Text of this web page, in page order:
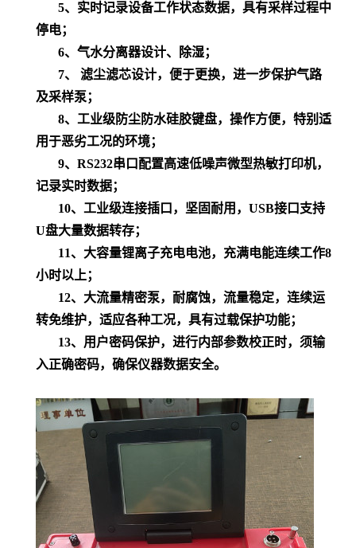
5、 实时记录设备工作状态数据，具有采样过程中
停电；
6、 气水分离器设计、除湿；
7、
滤尘滤芯设计，便于更换，进一步保护气路
及采样泵；
8、 工业级防尘防水硅胶键盘，操作方便，特别适
用于恶劣工况的环境；
9、 RS232串口配置高速低噪声微型热敏打印机，
记录实时数据；
10、 工业级连接插口，坚固耐用，USB接口支持
U盘大量数据转存；
11、 大容量锂离子充电电池，充满电能连续工作8
小时以上；
12、 大流量精密泵，耐腐蚀，流量稳定，连续运
转免维护，适应各种工况，具有过载保护功能；
13、 用户密码保护，进行内部参数校正时，须输
入正确密码，确保仪器数据安全。